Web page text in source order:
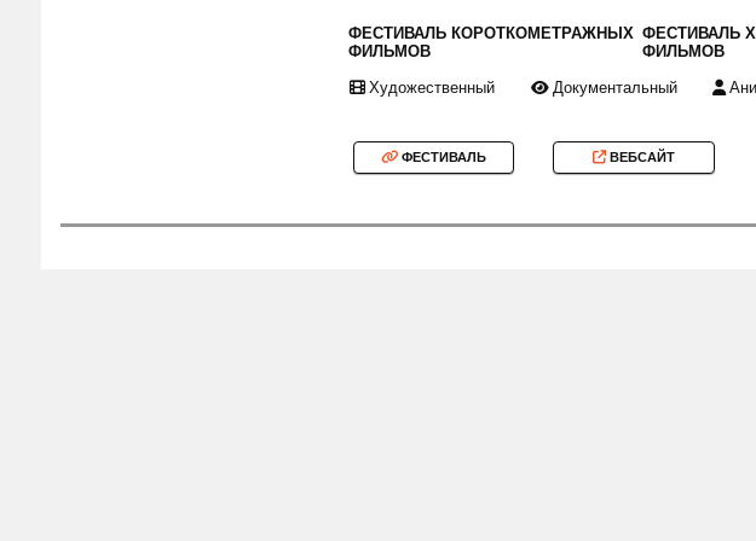
ФЕСТИВАЛЬ КОРОТКОМЕТРАЖНЫХ
ФИЛЬМОВ
ФЕСТИВАЛЬ
ФИЛЬМОВ
Художественный Документальный
ФЕСТИВАЛЬ ВЕБСАЙТ